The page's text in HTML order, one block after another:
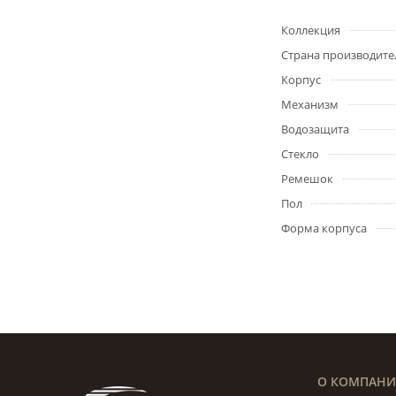
Коллекция
Страна
Корпус
Механизм
Водозащита
Стекло
Ремешок
Пол
Форма корпуса
О